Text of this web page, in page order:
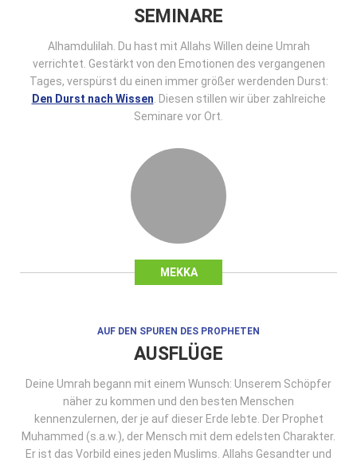
MEKKA
SEMINARE
Alhamdulilah. Du hast mit Allahs Willen deine Umrah
verrichtet. Gestärkt von den Emotionen des vergangenen
Tages, verspürst du einen immer größer werdenden Durst:
Den Durst nach Wissen . Diesen stillen wir über zahlreiche
Seminare vor Ort.
AUF DEN SPUREN DES PROPHETEN
AUSFLÜGE
Deine Umrah begann mit einem Wunsch: Unserem Schöpfer
näher zu kommen und den besten Menschen
kennenzulernen, der je auf dieser Erde lebte. Der Prophet
Muhammed (s.a.w.), der Mensch mit dem edelsten Charakter.
Er ist das Vorbild eines jeden Muslims. Allahs Gesandter und